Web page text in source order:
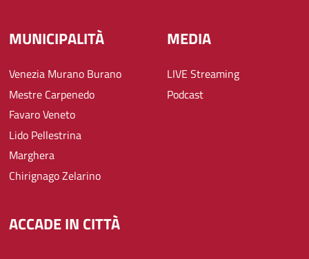
MUNICIPALITÀ
Venezia Murano Burano
Mestre Carpenedo
Favaro Veneto
Lido Pellestrina
Marghera
Chirignago Zelarino
MEDIA
LIVE Streaming
Podcast
ACCADE IN CITTÀ